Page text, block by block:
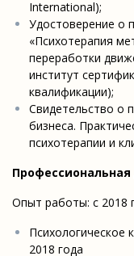
International);
Удостоверение о
«Психотерапия
переработки
институт
квалификации);
Свидетельство о
бизнеса.
психотерапии и
Опыт работы: с 2018
Психологическое
2018 года